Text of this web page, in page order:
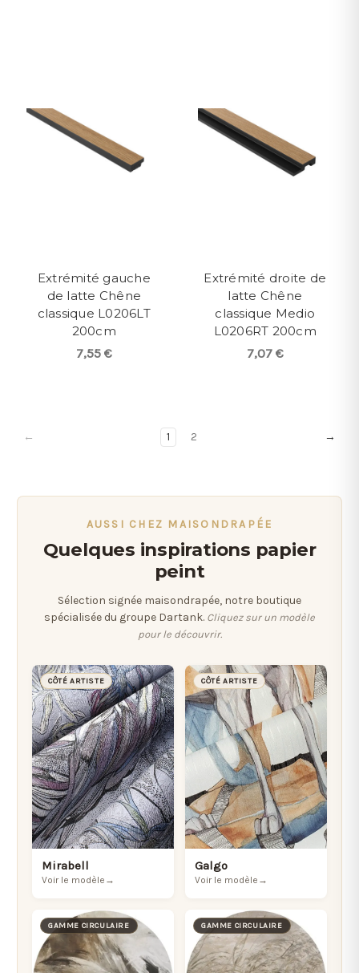
Extrémité gauche
de latte Chêne
classique L0206LT
200cm
7,55 €
Extrémité droite de
latte Chêne
classique Medio
L0206RT 200cm
7,07 €
← 1 2 →
AUSSI CHEZ MAISONDRAPÉE
Quelques inspirations papier
peint
Sélection signée maisondrapée, notre boutique
spécialisée du groupe Dartank. Cliquez sur un modèle
pour le découvrir.
CÔTÉ ARTISTE
Mirabell
Voir le modèle →
CÔTÉ ARTISTE
Galgo
Voir le modèle →
GAMME CIRCULAIRE GAMME CIRCULAIRE